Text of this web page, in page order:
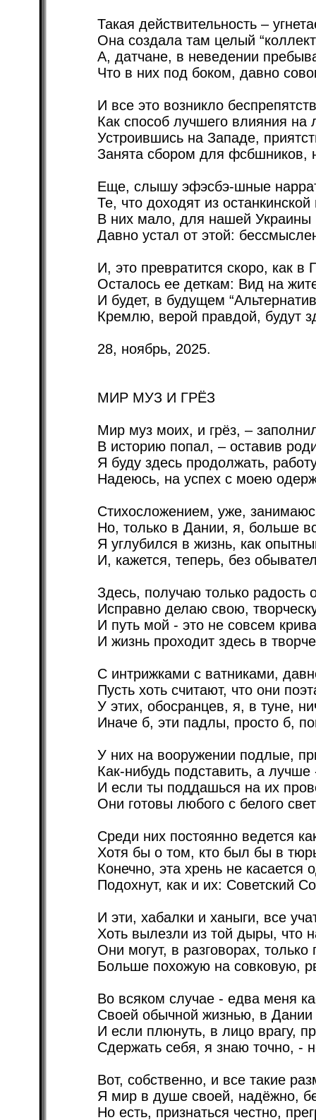
Такая действительность –
Она создала там целый
А, датчане, в неведении
Что в них под боком, давно
И все это возникло
Как способ лучшего влияния на
Устроившись на Западе,
Занята сбором для фсбшников,
Еще, слышу эфэсбэ-шные
Те, что доходят из останкинской
В них мало, для нашей Украины
Давно устал от этой:
И, это превратится скоро, как в
Осталось ее деткам: Вид на
И будет, в будущем
Кремлю, верой правдой, будут
28, ноябрь, 2025.
МИР МУЗ И ГРЁЗ
Мир муз моих, и грёз, –
В историю попал, – оставив
Я буду здесь продолжать,
Надеюсь, на успех с моею
Стихосложением, уже,
Но, только в Дании, я, больше
Я углубился в жизнь, как
И, кажется, теперь, без
Здесь, получаю только радость
Исправно делаю свою,
И путь мой - это не совсем
И жизнь проходит здесь в
С интрижками с ватниками,
Пусть хоть считают, что они
У этих, обосранцев, я, в туне,
Иначе б, эти падлы, просто б,
У них на вооружении подлые,
Как-нибудь подставить, а лучше
И если ты поддашься на их
Они готовы любого с белого
Среди них постоянно ведется
Хотя бы о том, кто был бы в
Конечно, эта хрень не касается
Подохнут, как и их: Советский
И эти, хабалки и ханыги, все
Хоть вылезли из той дыры, что
Они могут, в разговорах, только
Больше похожую на совковую,
Во всяком случае - едва меня
Своей обычной жизнью, в Дании
И если плюнуть, в лицо врагу,
Сдержать себя, я знаю точно, -
Вот, собственно, и все такие
Я мир в душе своей, надёжно,
Но есть, признаться честно,